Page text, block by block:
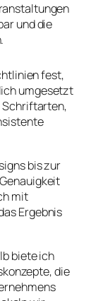
und die
fest,
umgesetzt
Schriftarten,
bis zur
mit
Ergebnis
biete ich
die